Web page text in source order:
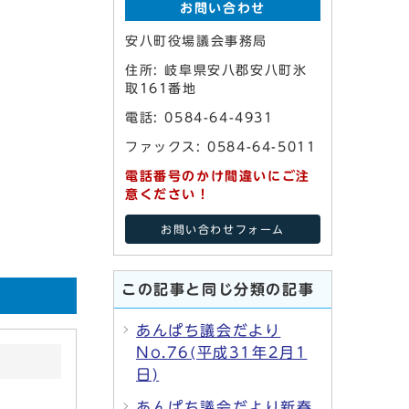
お問い合わせ
安八町役場議会事務局
住所: 岐阜県安八郡安八町氷
取161番地
電話: 0584-64-4931
ファックス: 0584-64-5011
電話番号のかけ間違いにご注
意ください！
お問い合わせフォーム
この記事と同じ分類の記事
あんぱち議会だより
No.76(平成31年2月1
日)